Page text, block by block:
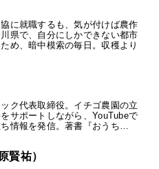
に就職するも、気が付けば農作
県で、自分にしかできない都市
め、暗中模索の毎日。収穫より
ク代表取締役。イチゴ農園の立
サポートしながら、YouTubeで
情報を発信。著書『おうち…
賢祐）